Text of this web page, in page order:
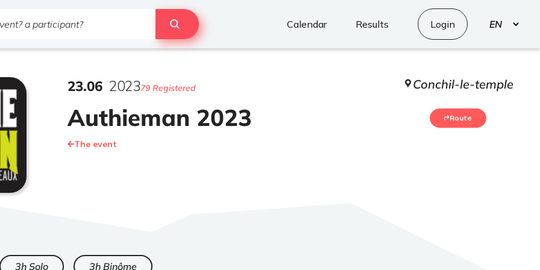
Calendar
Results Login
Select
your
Authieman 2023
23.06 202379 Registered
The event
Conchil-le-temple
Route
3h Solo 3h Binôme